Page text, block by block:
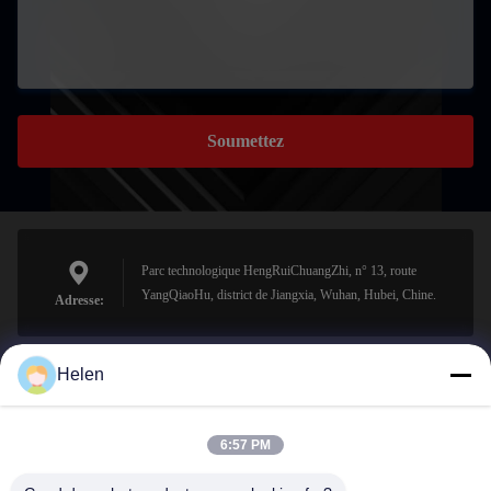
Soumettez
Adresse:
Parc technologique HengRuiChuangZhi, n° 13, route
YangQiaoHu, district de Jiangxia, Wuhan, Hubei, Chine.
sales@perfectlaser.net
Helen
6:57 PM